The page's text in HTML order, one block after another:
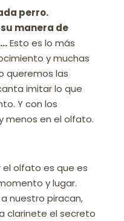
perro.
manera de
Esto es lo más
y muchas
queremos las
imitar lo que
Y con los
menos en el olfato.
olfato es que es
y lugar.
nuestro piracan,
clarinete el secreto